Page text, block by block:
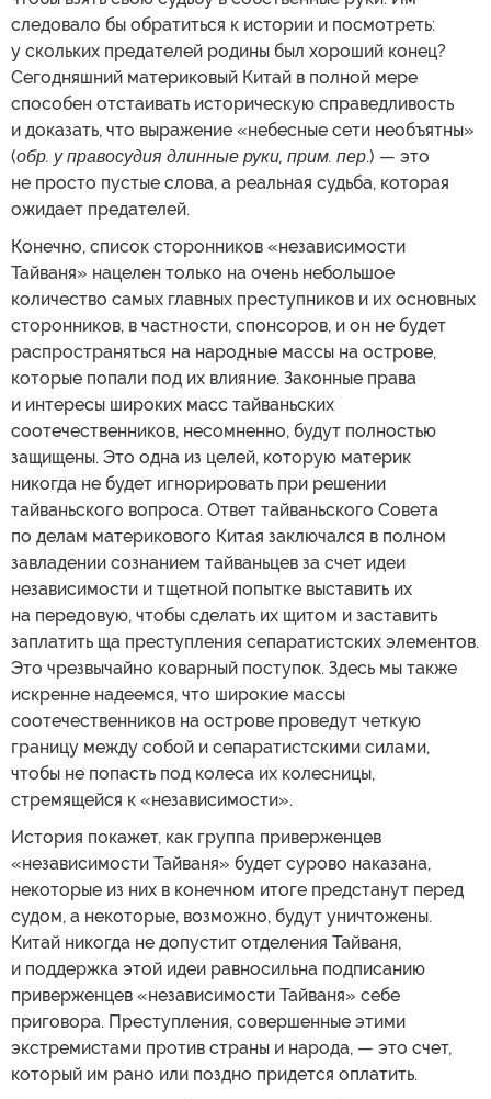
следовало бы обратиться к истории и посмотреть:
у скольких предателей родины был хороший конец?
Сегодняшний материковый Китай в полной мере
способен отстаивать историческую справедливость
и доказать, что выражение «небесные сети необъятны»
(обр. у правосудия длинные руки, прим. пер.) — это
не просто пустые слова, а реальная судьба, которая
ожидает предателей.
Конечно, список сторонников «независимости
Тайваня» нацелен только на очень небольшое
количество самых главных преступников и их основных
сторонников, в частности, спонсоров, и он не будет
распространяться на народные массы на острове,
которые попали под их влияние. Законные права
и интересы широких масс тайваньских
соотечественников, несомненно, будут полностью
защищены. Это одна из целей, которую материк
никогда не будет игнорировать при решении
тайваньского вопроса. Ответ тайваньского Совета
по делам материкового Китая заключался в полном
завладении сознанием тайваньцев за счет идеи
независимости и тщетной попытке выставить их
на передовую, чтобы сделать их щитом и заставить
заплатить ща преступления сепаратистских элементов.
Это чрезвычайно коварный поступок. Здесь мы также
искренне надеемся, что широкие массы
соотечественников на острове проведут четкую
границу между собой и сепаратистскими силами,
чтобы не попасть под колеса их колесницы,
стремящейся к «независимости».
История покажет, как группа приверженцев
«независимости Тайваня» будет сурово наказана,
некоторые из них в конечном итоге предстанут перед
судом, а некоторые, возможно, будут уничтожены.
Китай никогда не допустит отделения Тайваня,
и поддержка этой идеи равносильна подписанию
приверженцев «независимости Тайваня» себе
приговора. Преступления, совершенные этими
экстремистами против страны и народа, — это счет,
который им рано или поздно придется оплатить.